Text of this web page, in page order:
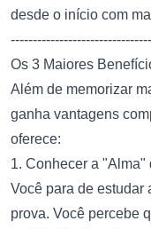
desde o início com
Os 3 Maiores
Além de memorizar
ganha vantagens
oferece:
1. Conhecer a "Alma"
Você para de estudar
prova. Você percebe